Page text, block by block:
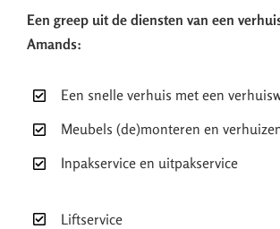
Een greep uit de diensten van een
Amands:
Een snelle verhuis met een
Meubels (de)monteren en
Inpakservice en uitpakservice
Liftservice